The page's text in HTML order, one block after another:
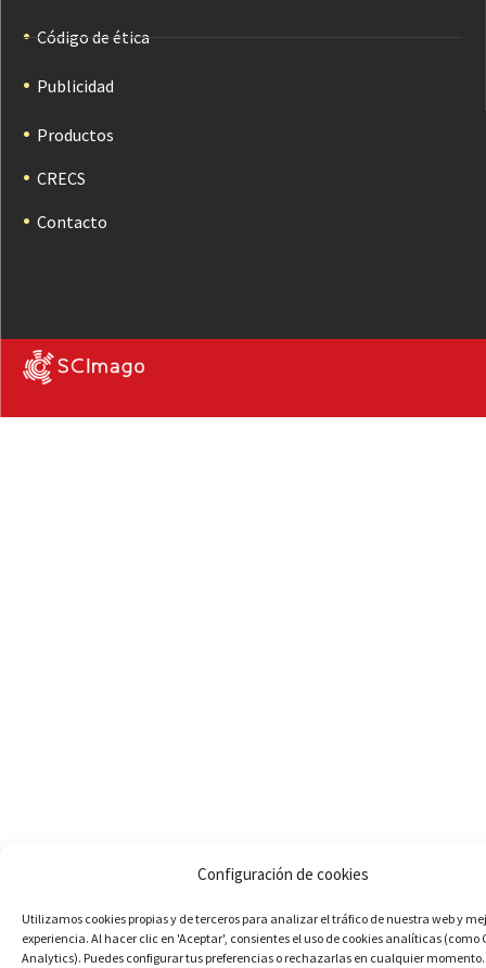
Configuración de cookies
Utilizamos cookies propias y de terceros para analizar el tráfico de nuestra web y
experiencia. Al hacer clic en 'Aceptar', consientes el uso de cookies analíticas (como
Analytics). Puedes configurar tus preferencias o rechazarlas en cualquier momento.
Código de ética
Publicidad
Productos
CRECS
Contacto